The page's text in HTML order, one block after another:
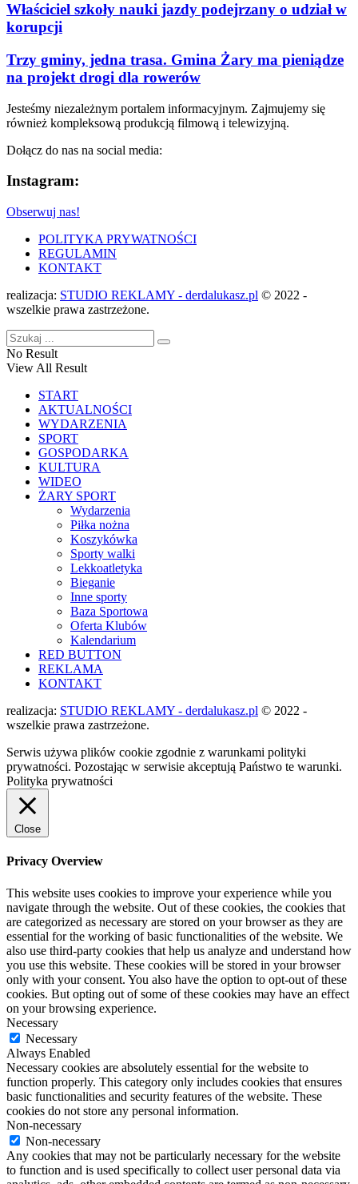
Właściciel szkoły nauki jazdy podejrzany o udział w
korupcji
Trzy gminy, jedna trasa. Gmina Żary ma pieniądze
na projekt drogi dla rowerów
Jesteśmy niezależnym portalem informacyjnym. Zajmujemy się
również kompleksową produkcją filmową i telewizyjną.
Dołącz do nas na social media:
Instagram:
Obserwuj nas!
POLITYKA PRYWATNOŚCI
REGULAMIN
KONTAKT
realizacja: STUDIO REKLAMY - derdalukasz.pl © 2022 -
wszelkie prawa zastrzeżone.
No Result
View All Result
START
AKTUALNOŚCI
WYDARZENIA
SPORT
GOSPODARKA
KULTURA
WIDEO
ŻARY SPORT
Wydarzenia
Piłka nożna
Koszykówka
Sporty walki
Lekkoatletyka
Bieganie
Inne sporty
Baza Sportowa
Oferta Klubów
Kalendarium
RED BUTTON
REKLAMA
KONTAKT
realizacja: STUDIO REKLAMY - derdalukasz.pl © 2022 -
wszelkie prawa zastrzeżone.
Serwis używa plików cookie zgodnie z warunkami polityki
prywatności. Pozostając w serwisie akceptują Państwo te warunki.
Polityka prywatności
Close
Privacy Overview
This website uses cookies to improve your experience while you
navigate through the website. Out of these cookies, the cookies that
are categorized as necessary are stored on your browser as they are
essential for the working of basic functionalities of the website. We
also use third-party cookies that help us analyze and understand how
you use this website. These cookies will be stored in your browser
only with your consent. You also have the option to opt-out of these
cookies. But opting out of some of these cookies may have an effect
on your browsing experience.
Necessary
Necessary
Always Enabled
Necessary cookies are absolutely essential for the website to
function properly. This category only includes cookies that ensures
basic functionalities and security features of the website. These
cookies do not store any personal information.
Non-necessary
Non-necessary
Any cookies that may not be particularly necessary for the website
to function and is used specifically to collect user personal data via